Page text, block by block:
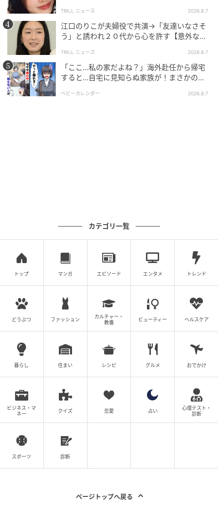
TRILL ニュース 2026.8.7
江口のりこが夫婦役で共演→「友達いなさそ
う」と誘われ２０代から心を許す【意外な親
TRILL ニュース 2026.8.7
「ここ…私の家だよね？」海外赴任から帰宅
すると…自宅に見知らぬ家族が！まさかの真
ベビーカレンダー 2026.8.7
カテゴリ一覧
トップ マンガ エピソード エンタメ トレンド
どうぶつ ファッション
カルチャー・
教養
ビューティー ヘルスケア
暮らし 住まい レシピ グルメ おでかけ
ビジネス・マ
ネー
クイズ 恋愛 占い
心理テスト・
診断
スポーツ 診断
ページトップへ戻る